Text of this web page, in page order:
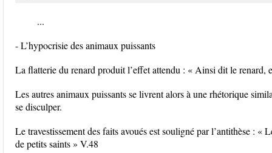
...
- L’hypocrisie des animaux puissants
La flatterie du renard produit l’effet attendu : « Ainsi dit le renard,
Les autres animaux puissants se livrent alors à une rhétorique
se disculper.
Le travestissement des faits avoués est souligné par l’antithèse : «
de petits saints » V.48